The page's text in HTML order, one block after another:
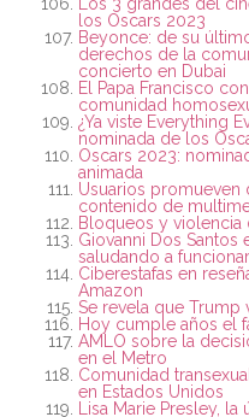
los Oscars 2023
Beyonce: de su
derechos de la
concierto en Dubai
El Papa Francisco
comunidad
¿Ya viste Everything
nominada de los
Oscars 2023:
animada
Usuarios promueven
contenido de
Bloqueos y violencia
Giovanni Dos Santos
saludando a
Ciberestafas en
Amazon
Se revela que Trump
Hoy cumple años el
AMLO sobre la
en el Metro
Comunidad
en Estados Unidos
Lisa Marie Presley,